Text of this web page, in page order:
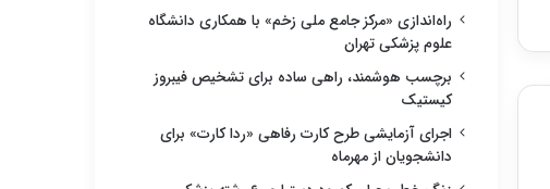
راه‌اندازی «مرکز جامع ملی زخم» با همکاری دانشگاه
علوم پزشکی تهران
برچسب هوشمند، راهی ساده برای تشخیص فیبروز
کیستیک
اجرای آزمایشی طرح کارت رفاهی «ردا کارت» برای
دانشجویان از مهرماه